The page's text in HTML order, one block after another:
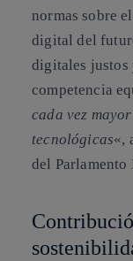
normas sobre
digital del
digitales justos
competencia
cada vez
tecnológicas«,
del Parlamento